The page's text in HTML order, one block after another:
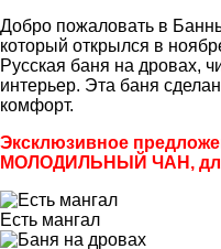
Добро пожаловать в
который открылся в
Русская баня на дровах,
интерьер. Эта баня
комфорт.
Эксклюзивное
МОЛОДИЛЬНЫЙ ЧАН, для
Есть мангал